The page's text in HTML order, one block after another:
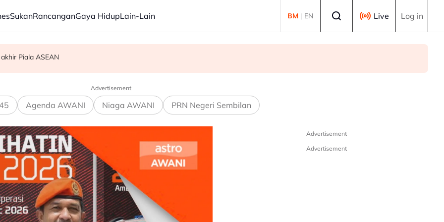
SukanRancanganGaya HidupLain-Lain BM | EN Live Log in
ikanPiala ASEAN
Advertisement
Agenda AWANI Niaga AWANI PRN Negeri Sembilan
Advertisement
Advertisement